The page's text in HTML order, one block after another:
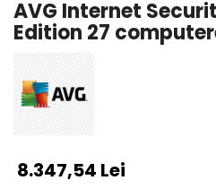
AVG Internet
Edition 27
8.347,54 Lei